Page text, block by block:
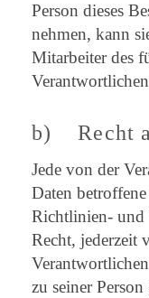
Person dieses
nehmen, kann
Mitarbeiter des
b) Recht
Jede von der
Daten
Richtlinien- und
Recht, jederzeit
zu seiner